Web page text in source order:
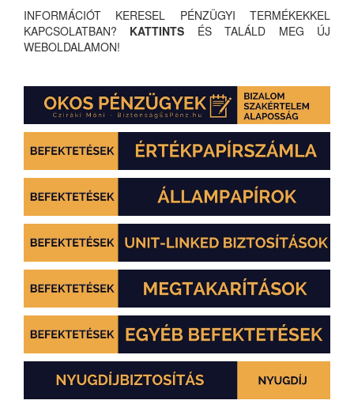
INFORMÁCIÓT KERESEL PÉNZÜGYI TERMÉKEKKEL
KAPCSOLATBAN? KATTINTS ÉS TALÁLD MEG ÚJ
WEBOLDALAMON!